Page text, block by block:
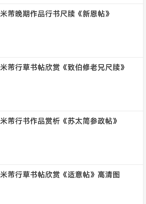
米芾晚期作品行书尺牍《新恩帖》
米芾行草书帖欣赏《致伯修老兄尺牍》
米芾行书作品赏析《苏太简参政帖》
米芾行草书帖欣赏《适意帖》高清图